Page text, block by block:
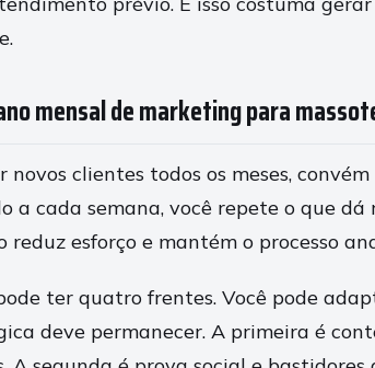
mensal de marketing para
clientes todos os meses,
a cada semana, você repete o que dá
reduz esforço e mantém o processo
ter quatro frentes. Você pode
deve permanecer. A primeira é